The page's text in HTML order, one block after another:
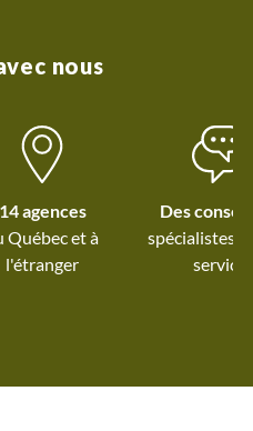
nous
14 agences
Québec età
l'étranger
Des
spécialistes
service